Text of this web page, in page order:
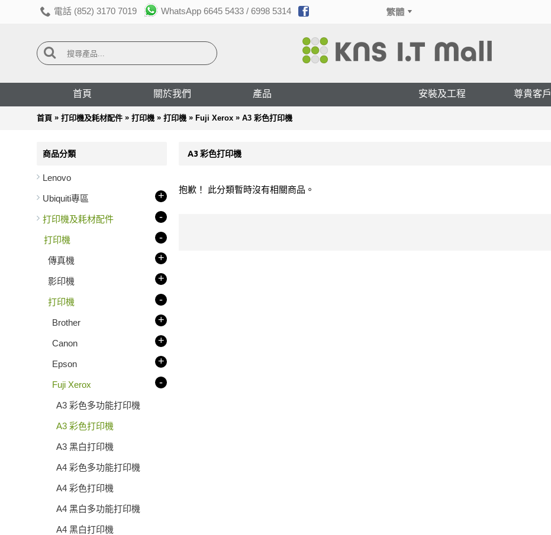
電話 (852) 3170 7019 WhatsApp 6645 5433 / 6998 5314
首頁 關於我們 產品 安裝及工程 尊貴客戶
首頁 » 打印機及耗材配件 » 打印機 » 打印機 » Fuji Xerox » A3 彩色打印機
商品分類
Lenovo
Ubiquiti專區 +
打印機及耗材配件 -
打印機 -
傳真機 +
影印機 +
打印機 -
Brother +
Canon +
Epson +
Fuji Xerox -
A3 彩色多功能打印機
A3 彩色打印機
A3 黑白打印機
A4 彩色多功能打印機
A4 彩色打印機
A4 黑白多功能打印機
A4 黑白打印機
A3 彩色打印機
抱歉！ 此分類暫時沒有相關商品。